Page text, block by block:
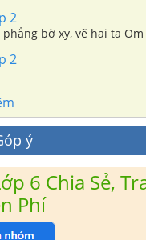
2
bờ xy, vẽ hai ta Om
2
ý
6 Chia Sẻ,
Phí